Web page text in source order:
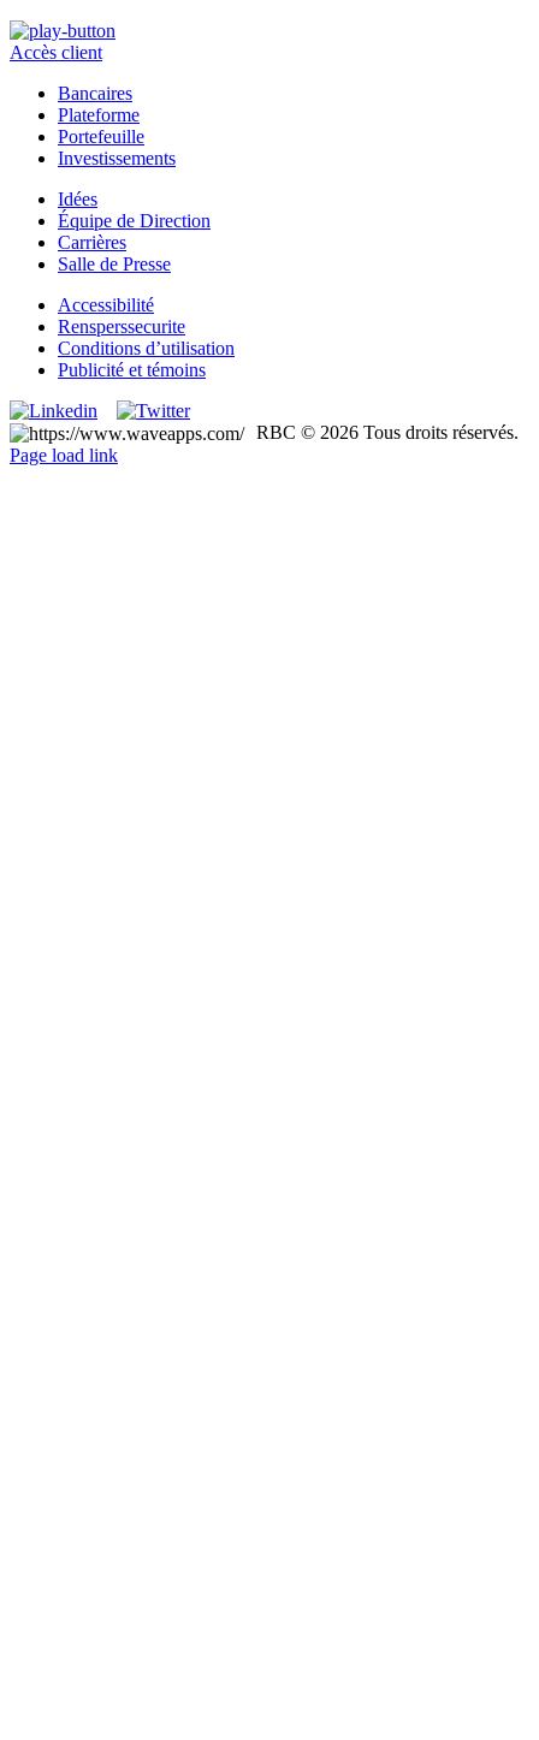
Accès client
Bancaires
Plateforme
Portefeuille
Investissements
Idées
Équipe de Direction
Carrières
Salle de Presse
Accessibilité
Rensperssecurite
Conditions d’utilisation
Publicité et témoins
RBC © 2026 Tous droits réservés.
Page load link